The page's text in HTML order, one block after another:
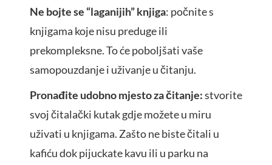
Ne bojte se “laganijih” knjiga: počnite s
knjigama koje nisu preduge ili
prekompleksne. To će poboljšati vaše
samopouzdanje i uživanje u čitanju.
Pronađite udobno mjesto za čitanje:stvorite
svoj čitalački kutak gdje možete u miru
uživati u knjigama. Zašto ne biste čitali u
kafiću dok pijuckate kavu ili u parku na